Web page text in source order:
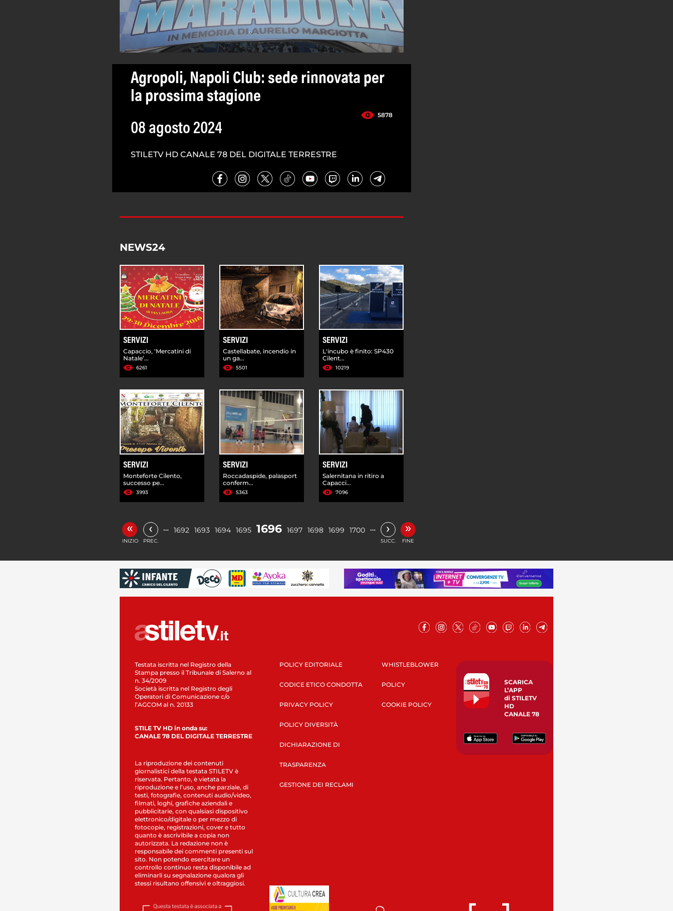
Agropoli, Napoli Club: sede rinnovata per
la prossima stagione
5878
08 agosto 2024
STILETV HD CANALE 78 DEL DIGITALE TERRESTRE
NEWS24
SERVIZI
Capaccio, ‘Mercatini di
Natale’...
6261
SERVIZI
Castellabate, incendio in
un ga...
5501
SERVIZI
L'incubo è finito: SP430
Cilent...
10219
SERVIZI
Monteforte Cilento,
successo pe...
3993
SERVIZI
Roccadaspide, palasport
conferm...
5363
SERVIZI
Salernitana in ritiro a
Capacci...
7096
«
INIZIO
‹
PREC.
… 1692 1693 1694 1695 1696 1697 1698 1699 1700 … ›
SUCC.
»
FINE
Testata iscritta nel Registro della
Stampa presso il Tribunale di Salerno al
n. 34/2009
Società iscritta nel Registro degli
Operatori di Comunicazione c/o
l’AGCOM al n. 20133
STILE TV HD in onda su:
CANALE 78 DEL DIGITALE TERRESTRE
La riproduzione dei contenuti
giornalistici della testata STILETV è
riservata. Pertanto, è vietata la
riproduzione e l’uso, anche parziale, di
testi, fotografie, contenuti audio/video,
filmati, loghi, grafiche aziendali e
pubblicitarie, con qualsiasi dispositivo
elettronico/digitale o per mezzo di
fotocopie, registrazioni, cover e tutto
quanto è ascrivibile a copia non
autorizzata. La redazione non è
responsabile dei commenti presenti sul
sito. Non potendo esercitare un
controllo continuo resta disponibile ad
eliminarli su segnalazione qualora gli
stessi risultano offensivi e oltraggiosi.
POLICY EDITORIALE
CODICE ETICO CONDOTTA
PRIVACY POLICY
POLICY DIVERSITÀ
DICHIARAZIONE DI
TRASPARENZA
GESTIONE DEI RECLAMI
WHISTLEBLOWER
POLICY
COOKIE POLICY
SCARICA
L’APP
di STILETV
HD
CANALE 78